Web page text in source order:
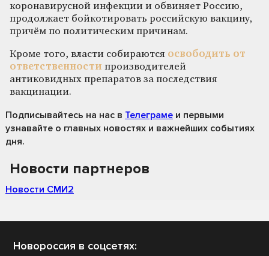
коронавирусной инфекции и обвиняет Россию,
продолжает бойкотировать российскую вакцину,
причём по политическим причинам.
Кроме того, власти собираются освободить от
ответственности производителей
антиковидных препаратов за последствия
вакцинации.
Подписывайтесь на нас в Телеграме и первыми
узнавайте о главных новостях и важнейших событиях
дня.
Новости партнеров
Новости СМИ2
Новороссия в соцсетях: